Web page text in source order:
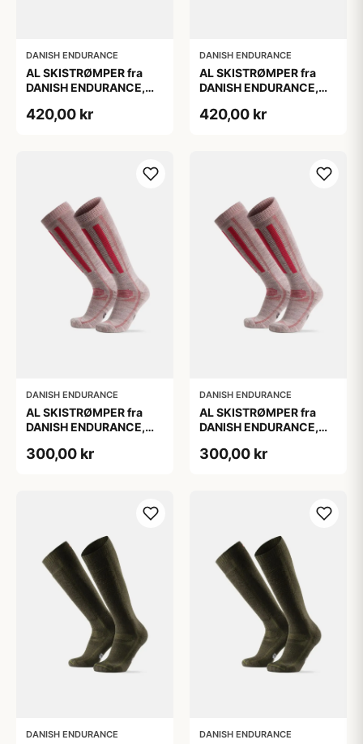
DANISH ENDURANCE
AL SKISTRØMPER fra
DANISH ENDURANCE,
420,00 kr
DANISH ENDURANCE
AL SKISTRØMPER fra
DANISH ENDURANCE,
420,00 kr
DANISH ENDURANCE
AL SKISTRØMPER fra
DANISH ENDURANCE,
300,00 kr
DANISH ENDURANCE
AL SKISTRØMPER fra
DANISH ENDURANCE,
300,00 kr
DANISH ENDURANCE DANISH ENDURANCE